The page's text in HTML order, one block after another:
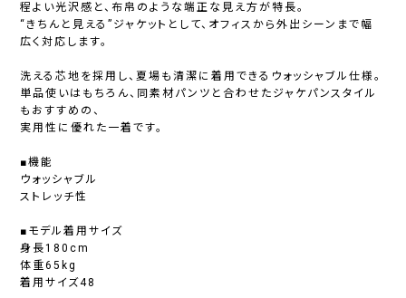
程よい光沢感と、布帛のような端正な見え方が特長。
“きちんと見える”ジャケットとして、オフィスから外出シーンまで幅
広く対応します。
洗える芯地を採用し、夏場も清潔に着用できるウォッシャブル仕様。
単品使いはもちろん、同素材パンツと合わせたジャケパンスタイル
もおすすめの、
実用性に優れた一着です。
■機能
ウォッシャブル
ストレッチ性
■モデル着用サイズ
身長180cm
体重65kg
着用サイズ48